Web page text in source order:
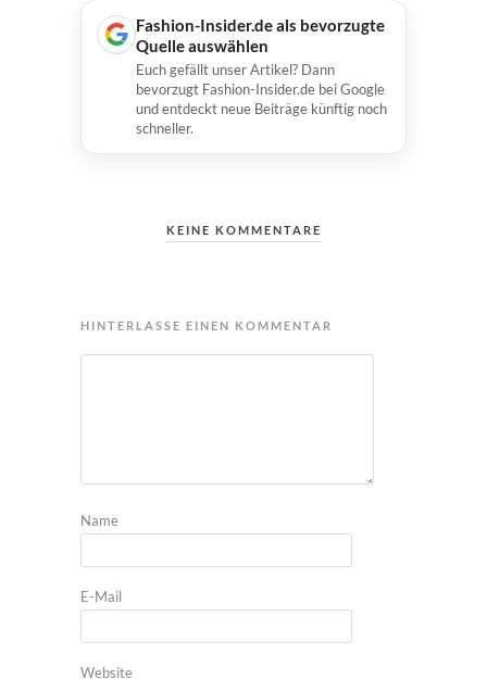
Fashion-Insider.de als bevorzugte
Quelle auswählen
Euch gefällt unser Artikel? Dann
bevorzugt Fashion-Insider.de bei Google
und entdeckt neue Beiträge künftig noch
schneller.
KEINE KOMMENTARE
HINTERLASSE EINEN KOMMENTAR
Name
E-Mail
Website